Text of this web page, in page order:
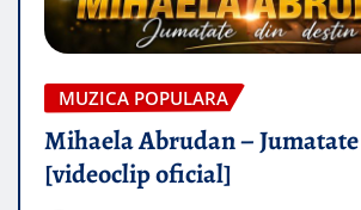
MUZICA POPULARA
Mihaela Abrudan –
[videoclip oficial]